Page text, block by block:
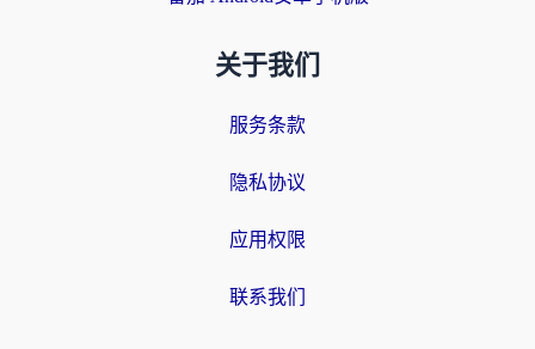
关于我们
服务条款
隐私协议
应用权限
联系我们